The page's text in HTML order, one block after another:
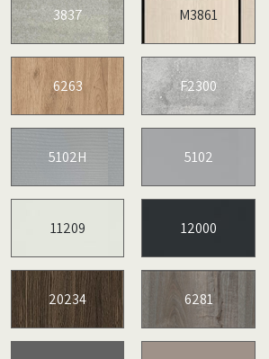
M3861
3837
F2300
6263
5102
5102H
12000
11209
6281
20234